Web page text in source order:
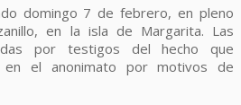
domingo 7 de febrero, en pleno
en la isla de Margarita. Las
por testigos del hecho que
en el anonimato por motivos de